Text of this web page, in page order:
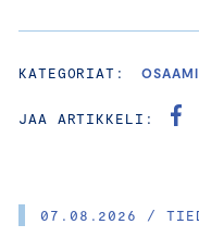
07.08.2026 /
KATEGORIAT:
JAA ARTIKKELI: